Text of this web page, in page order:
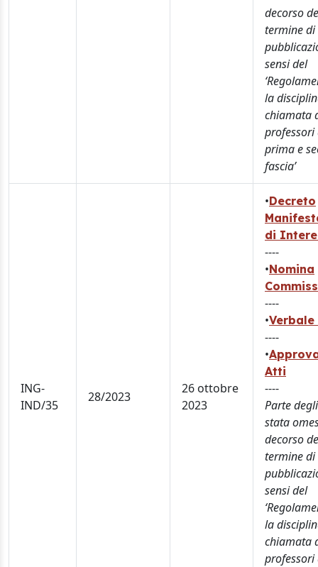
decorso
termine di
sensi del
la
chiamata
professori
prima e
fascia’
ING-
IND/35
28/2023
26 ottobre
2023
•Decreto
di
----
•Nomina
----
•Verbale
----
•
Atti
----
Parte
stata
decorso
termine di
sensi del
la
chiamata
professori